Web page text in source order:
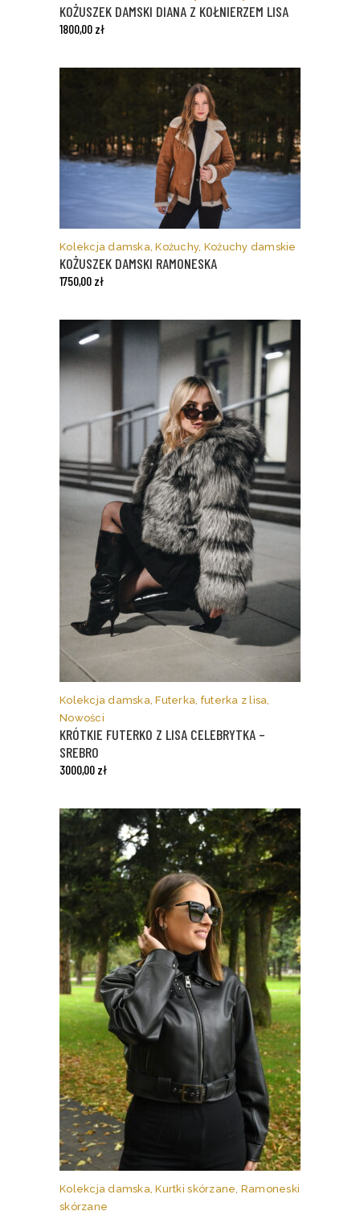
wiele
wariantów.
produktu
KOŻUSZEK DAMSKI DIANA Z KOŁNIERZEM LISA
1800,00 zł
wiele
wariantów.
wybrać
stronie
Kolekcja damska,Kożuchy, Kożuchy damskie
KOŻUSZEK DAMSKI RAMONESKA
1750,00 zł
produkt
wiele
wariantów.
Opcje
można
stronie
produktu
Kolekcja damska,Futerka, futerka z lisa,
Nowości
KRÓTKIE FUTERKO Z LISA CELEBRYTKA –
SREBRO
3000,00 zł
Ten
produkt
wiele
Kolekcja damska,Kurtki skórzane, Ramoneski
skórzane